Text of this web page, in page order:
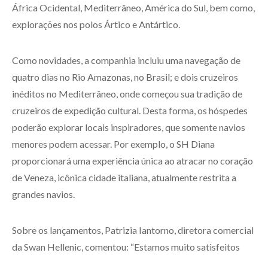
África Ocidental, Mediterrâneo, América do Sul, bem como,
explorações nos polos Ártico e Antártico.
Como novidades, a companhia incluiu uma navegação de
quatro dias no Rio Amazonas, no Brasil; e dois cruzeiros
inéditos no Mediterrâneo, onde começou sua tradição de
cruzeiros de expedição cultural. Desta forma, os hóspedes
poderão explorar locais inspiradores, que somente navios
menores podem acessar. Por exemplo, o SH Diana
proporcionará uma experiência única ao atracar no coração
de Veneza, icônica cidade italiana, atualmente restrita a
grandes navios.
Sobre os lançamentos, Patrizia Iantorno, diretora comercial
da Swan Hellenic, comentou: “Estamos muito satisfeitos